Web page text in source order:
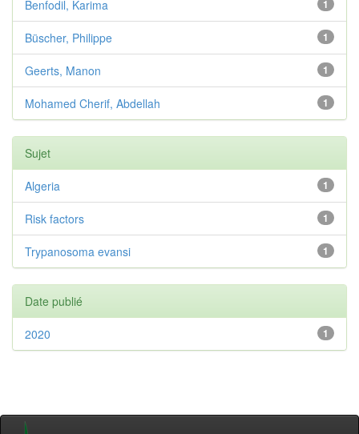
1
Benfodil, Karima
1
Büscher, Philippe
1
Geerts, Manon
1
Mohamed Cherif, Abdellah
Sujet
1
Algeria
1
Risk factors
1
Trypanosoma evansi
Date publié
1
2020